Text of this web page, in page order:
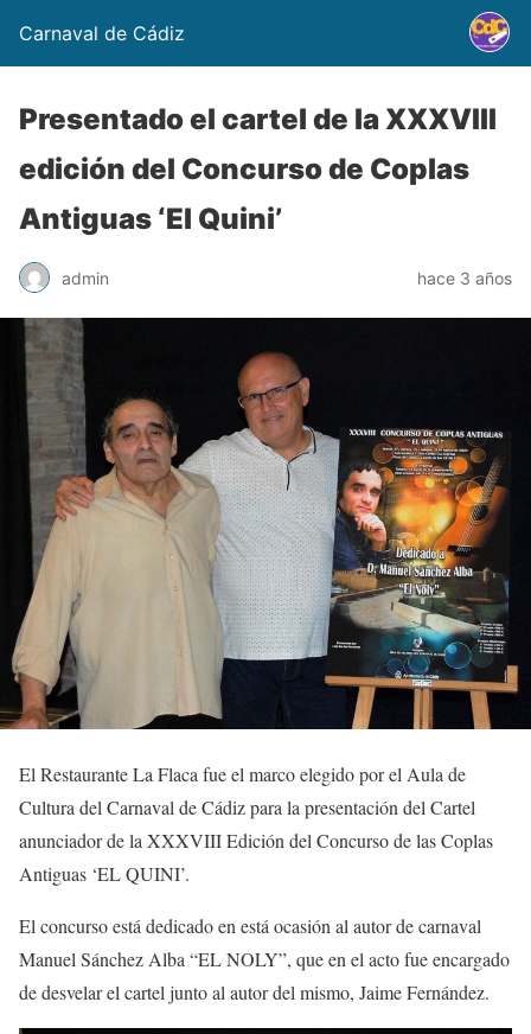
Carnaval de Cádiz
Presentado el cartel de la XXXVIII
edición del Concurso de Coplas
Antiguas ‘El Quini’
admin hace 3 años
El Restaurante La Flaca fue el marco elegido por el Aula de
Cultura del Carnaval de Cádiz para la presentación del Cartel
anunciador de la XXXVIII Edición del Concurso de las Coplas
Antiguas ‘EL QUINI’.
El concurso está dedicado en está ocasión al autor de carnaval
Manuel Sánchez Alba “EL NOLY”, que en el acto fue encargado
de desvelar el cartel junto al autor del mismo, Jaime Fernández.